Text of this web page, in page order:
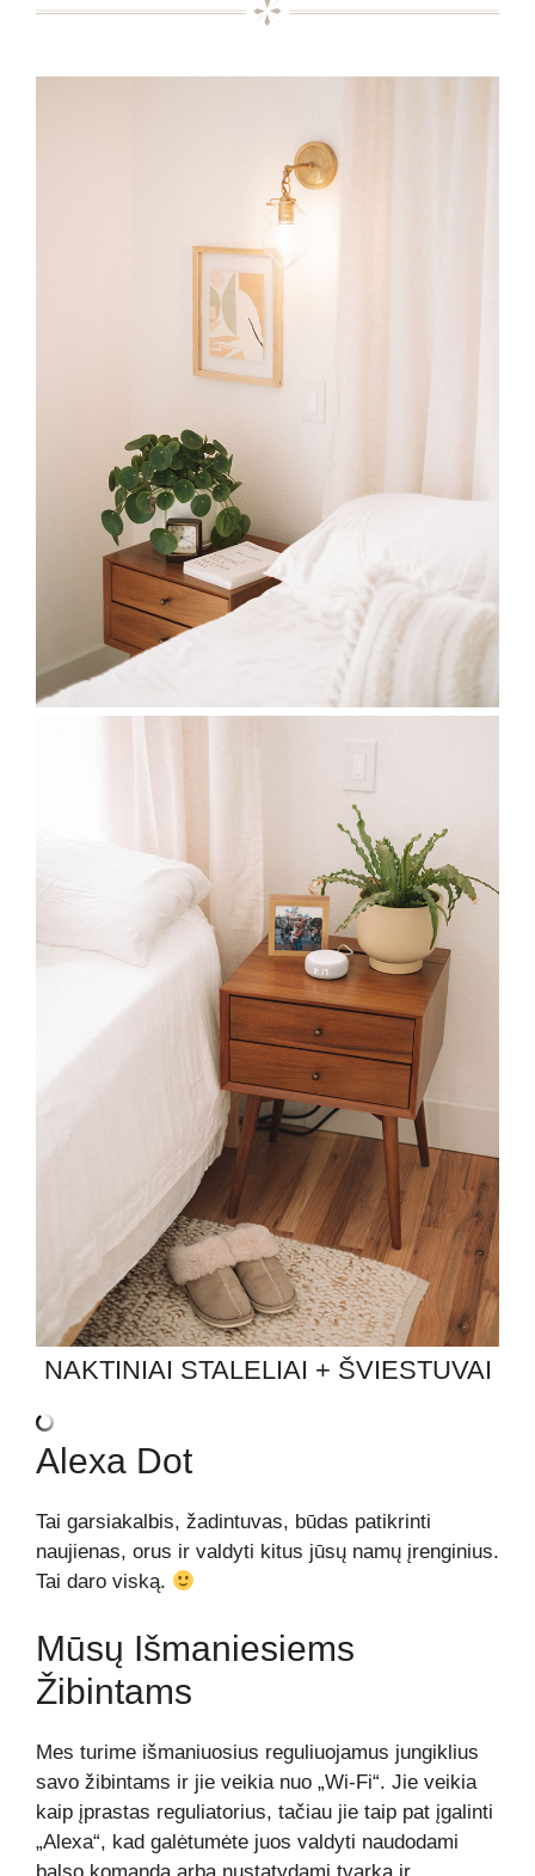
NAKTINIAI STALELIAI + ŠVIESTUVAI
Alexa Dot
Tai garsiakalbis, žadintuvas, būdas patikrinti
naujienas, orus ir valdyti kitus jūsų namų įrenginius.
Tai daro viską.
Mūsų Išmaniesiems
Žibintams
Mes turime išmaniuosius reguliuojamus jungiklius
savo žibintams ir jie veikia nuo „Wi-Fi“. Jie veikia
kaip įprastas reguliatorius, tačiau jie taip pat įgalinti
„Alexa“, kad galėtumėte juos valdyti naudodami